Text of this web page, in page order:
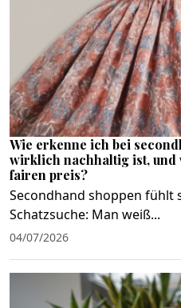
Wie erkenne ich bei
wirklich nachhaltig ist, und
fairen preis?
Secondhand shoppen fühlt
Schatzsuche: Man weiß...
04/07/2026